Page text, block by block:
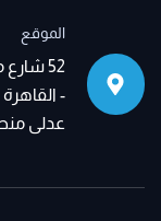
الموقع
52
-
عدلى